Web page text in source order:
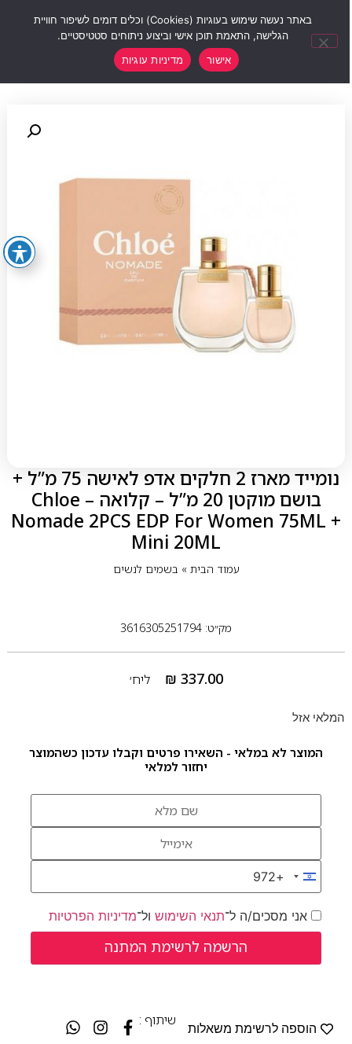
נומייד מארז 2 חלקים אדפ לאישה 75 מ”ל +
בושם מוקטן 20 מ”ל – קלואה Chloe –
Nomade 2PCS EDP For Women 75ML +
Mini 20ML
עמוד הבית» בשמים לנשים
מק״ט: 3616305251794
₪ 337.00 ליח׳
המלאי אזל
המוצר לא במלאי - השאירו פרטים וקבלו עדכון כשהמוצר
יחזור למלאי
Israel +972
+972
אני מסכים/ה ל־תנאי השימושול־מדיניות הפרטיות
הוספה לרשימת משאלות
שיתוף :
באתר נעשה שימוש בעוגיות (Cookies) וכלים דומים לשיפור חוויית
הגלישה, התאמת תוכן אישי וביצוע ניתוחים סטטיסטיים.
אישור
מדיניות עוגיות